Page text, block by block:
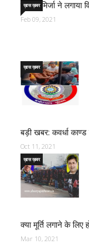
साजिद मिर्जा ने
ख़ास ख़बर
Feb 09, 2021
बड़ी खबर: कवर्धा
ख़ास ख़बर
Oct 11, 2021
क्या मूर्ति लगाने के
ख़ास ख़बर
Mar 10, 2021